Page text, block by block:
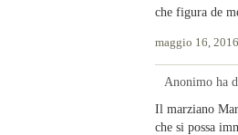
che figura de
maggio 16,
Anonimo ha
Il marziano
che si possa